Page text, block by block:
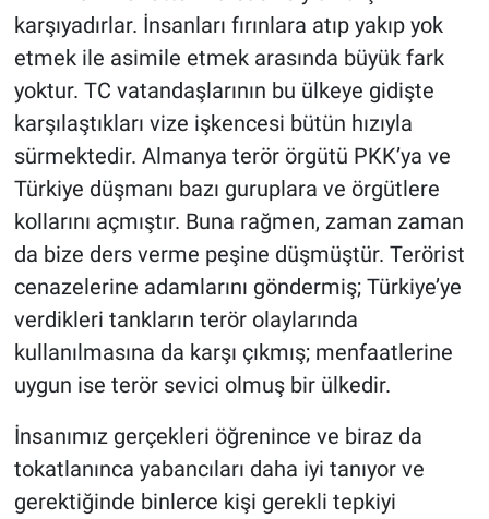
karşıyadırlar. İnsanları fırınlara atıp yakıp yok
etmek ile asimile etmek arasında büyük fark
yoktur. TC vatandaşlarının bu ülkeye gidişte
karşılaştıkları vize işkencesi bütün hızıyla
sürmektedir. Almanya terör örgütü PKK’ya ve
Türkiye düşmanı bazı guruplara ve örgütlere
kollarını açmıştır. Buna rağmen, zaman zaman
da bize ders verme peşine düşmüştür. Terörist
cenazelerine adamlarını göndermiş; Türkiye’ye
verdikleri tankların terör olaylarında
kullanılmasına da karşı çıkmış; menfaatlerine
uygun ise terör sevici olmuş bir ülkedir.
İnsanımız gerçekleri öğrenince ve biraz da
tokatlanınca yabancıları daha iyi tanıyor ve
gerektiğinde binlerce kişi gerekli tepkiyi